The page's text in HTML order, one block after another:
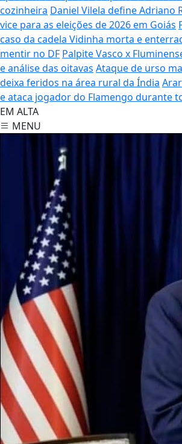
cozinheira Daniel Vilela define Adriano
vice para as eleições de 2026 em Goiás
caso da cadela Vidinha morta e
mentir no DF Palpite Vasco x
e análise das oitavas Ataque de urso
deixa feridos na área rural da Índia
e ataca jogador do Flamengo durante
EM ALTA
MENU